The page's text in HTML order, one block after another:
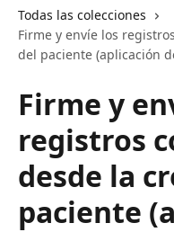
Todas las colecciones
Firme y envíe los
del paciente (aplicación
Firme y
registros
desde la
paciente